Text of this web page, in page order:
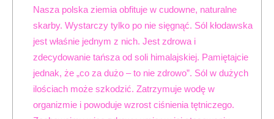
Nasza polska ziemia obfituje w cudowne, naturalne
skarby. Wystarczy tylko po nie sięgnąć. Sól kłodawska
jest właśnie jednym z nich. Jest zdrowa i
zdecydowanie tańsza od soli himalajskiej. Pamiętajcie
jednak, że „co za dużo – to nie zdrowo”. Sól w dużych
ilościach może szkodzić. Zatrzymuje wodę w
organizmie i powoduje wzrost ciśnienia tętniczego.